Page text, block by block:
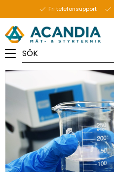
Fri telefonsupport